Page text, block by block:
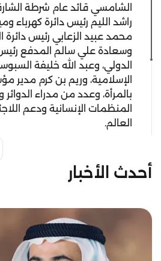
الشامسي قائد عام شرطة
راشد الليم رئيس دائرة كهرباء
محمد عبيد الزعابي رئيس دائرة
وسعادة علي سالم المدفع
الدولي، وعبد الله خليفة
الإسلامية، وريم بن كرم مدير
بالمرأة، وعدد من مدراء
المنظمات الإنسانية ودعم
العالم.
أحدث الأخبار